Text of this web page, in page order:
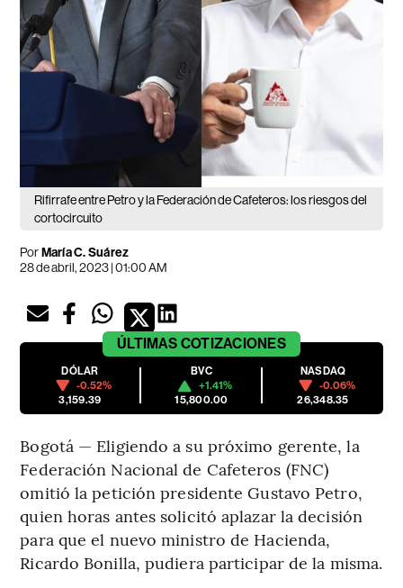
Rifirrafe entre Petro y la Federación de Cafeteros: los riesgos del
cortocircuito
PorMaría C. Suárez
28 de abril, 2023 | 01:00 AM
ÚLTIMAS COTIZACIONES
DÓLAR
-0.52%
3,159.39
BVC
+1.41%
15,800.00
NASDAQ
-0.06%
26,348.35
Bogotá — Eligiendo a su próximo gerente, la
Federación Nacional de Cafeteros (FNC)
omitió la petición presidente Gustavo Petro,
quien horas antes solicitó aplazar la decisión
para que el nuevo ministro de Hacienda,
Ricardo Bonilla, pudiera participar de la misma.